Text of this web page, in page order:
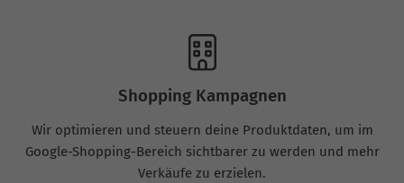
Shopping Kampagnen
Wir optimieren und steuern deine Produktdaten, um im
Google-Shopping-Bereich sichtbarer zu werden und mehr
Verkäufe zu erzielen.